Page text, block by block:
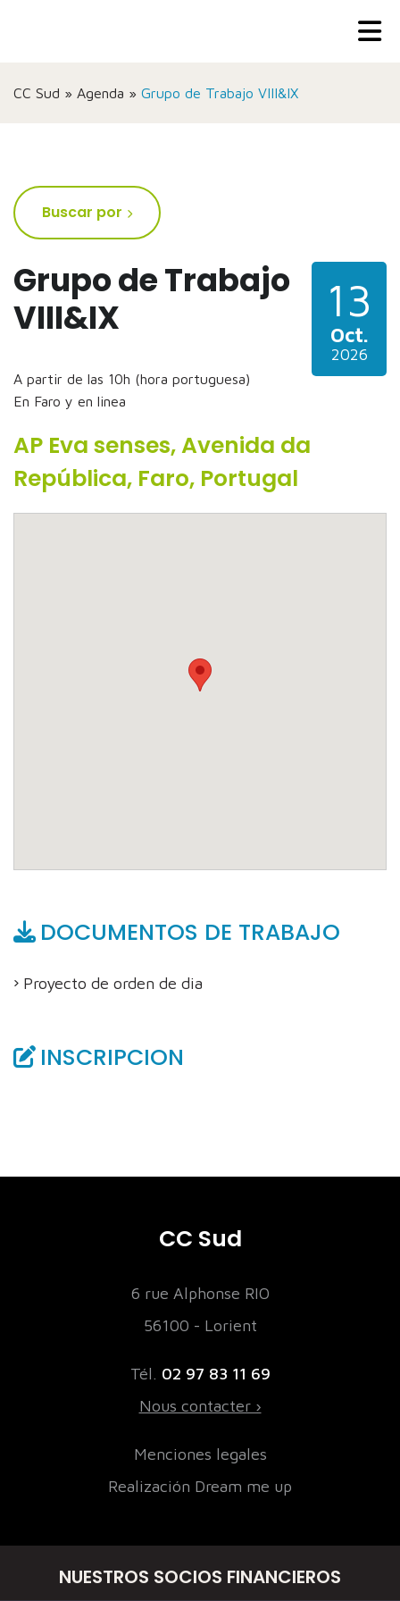
CC Sud » Agenda » Grupo de Trabajo VIII&IX
Grupo de Trabajo
VIII&IX
A partir de las 10h (hora portuguesa)
En Faro y en linea
13
Oct.
2026
AP Eva senses, Avenida da
República, Faro, Portugal
DOCUMENTOS DE TRABAJO
Proyecto de orden de dia
INSCRIPCION
Buscar por
CC Sud
6 rue Alphonse RIO
56100 - Lorient
Tél. 02 97 83 11 69
Nous contacter ›
Menciones legales
Realización Dream me up
NUESTROS SOCIOS FINANCIEROS